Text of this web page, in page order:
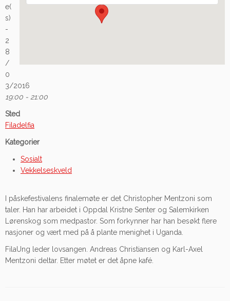
e(
s)
-
2
8
/
0
3/2016
19:00 - 21:00
Sted
Filadelfia
Kategorier
Sosialt
Vekkelseskveld
I påskefestivalens finalemøte er det Christopher Mentzoni som
taler. Han har arbeidet i Oppdal Kristne Senter og Salemkirken
Lørenskog som medpastor. Som forkynner har han besøkt flere
nasjoner og vært med på å plante menighet i Uganda.
FilaUng leder lovsangen. Andreas Christiansen og Karl-Axel
Mentzoni deltar. Etter møtet er det åpne kafé.